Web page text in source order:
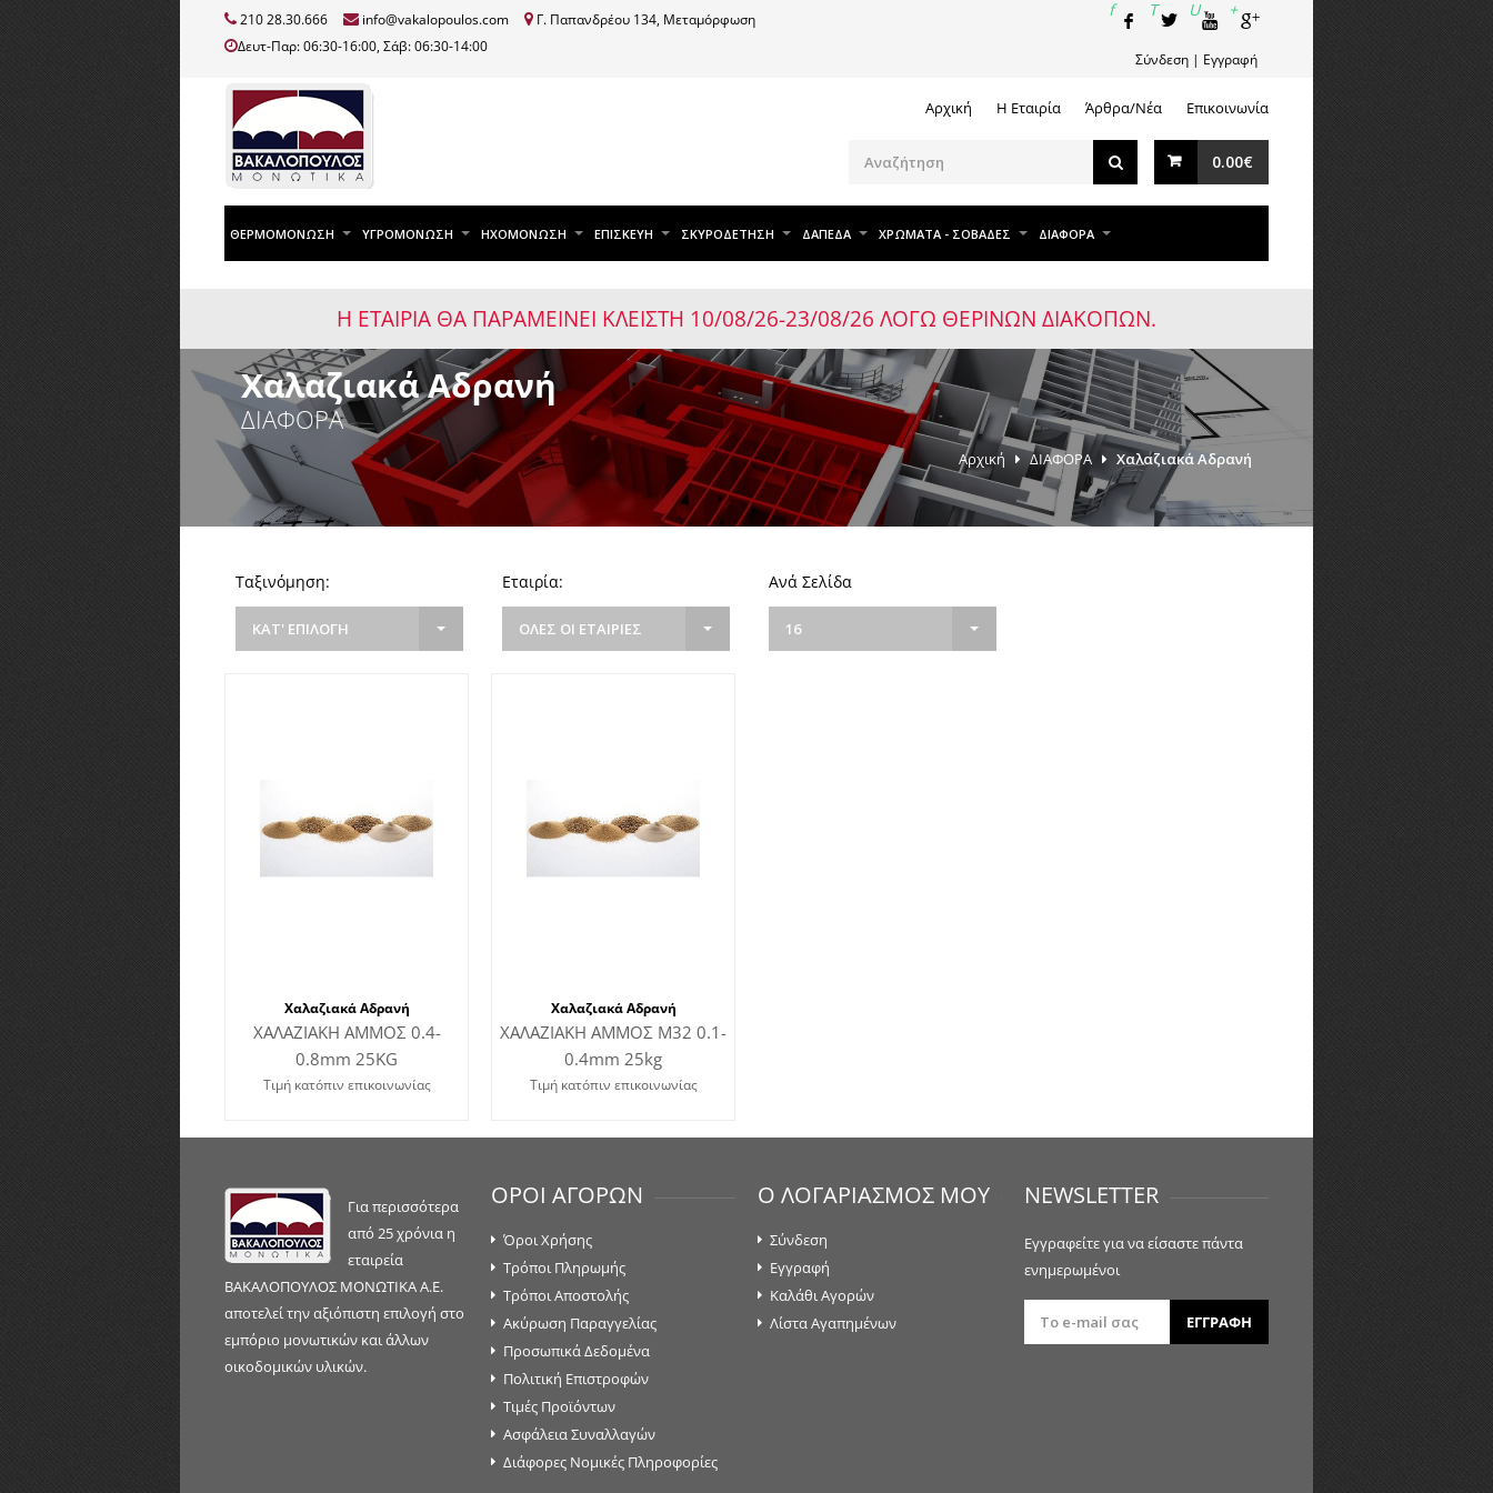
210 28.30.666 info@vakalopoulos.com
Γ. Παπανδρέου 134, Μεταμόρφωση
Δευτ-Παρ: 06:30-16:00, Σάβ: 06:30-14:00
Σύνδεση | Εγγραφή
Αρχική Η Εταιρία Άρθρα/Νέα Επικοινωνία
0.00€
ΘΕΡΜΟΜΟΝΩΣΗ ΥΓΡΟΜΟΝΩΣΗ ΗΧΟΜΟΝΩΣΗ ΕΠΙΣΚΕΥΗ ΣΚΥΡΟΔΕΤΗΣΗ ΔΑΠΕΔΑ ΧΡΩΜΑΤΑ - ΣΟΒΑΔΕΣ ΔΙΑΦΟΡΑ
Η ΕΤΑΙΡΙΑ ΘΑ ΠΑΡΑΜΕΙΝΕΙ ΚΛΕΙΣΤΗ 10/08/26-23/08/26 ΛΟΓΩ ΘΕΡΙΝΩΝ ΔΙΑΚΟΠΩΝ.
Χαλαζιακά Αδρανή
ΔΙΑΦΟΡΑ
Αρχική ΔΙΑΦΟΡΑ Χαλαζιακά Αδρανή
Ταξινόμηση:
ΚΑΤ' ΕΠΙΛΟΓΗ
Εταιρία:
ΟΛΕΣ ΟΙ ΕΤΑΙΡΙΕΣ
Ανά Σελίδα
16
Χαλαζιακά Αδρανή
ΧΑΛΑΖΙΑΚΗ ΑΜΜΟΣ 0.4-
0.8mm 25ΚG
Τιμή κατόπιν επικοινωνίας
Χαλαζιακά Αδρανή
ΧΑΛΑΖΙΑΚΗ ΑΜΜΟΣ Μ32 0.1-
0.4mm 25kg
Τιμή κατόπιν επικοινωνίας
Για περισσότερα
από 25 χρόνια η
εταιρεία
ΒΑΚΑΛΟΠΟΥΛΟΣ ΜΟΝΩΤΙΚΑ Α.Ε.
αποτελεί την αξιόπιστη επιλογή στο
εμπόριο μονωτικών και άλλων
οικοδομικών υλικών.
ΟΡΟΙ ΑΓΟΡΩΝ
Όροι Χρήσης
Τρόποι Πληρωμής
Τρόποι Αποστολής
Ακύρωση Παραγγελίας
Προσωπικά Δεδομένα
Πολιτική Επιστροφών
Τιμές Προϊόντων
Ασφάλεια Συναλλαγών
Διάφορες Νομικές Πληροφορίες
Ο ΛΟΓΑΡΙΑΣΜΟΣ ΜΟΥ
Σύνδεση
Εγγραφή
Καλάθι Αγορών
Λίστα Αγαπημένων
NEWSLETTER
Εγγραφείτε για να είσαστε πάντα
ενημερωμένοι
ΕΓΓΡΑΦΗ